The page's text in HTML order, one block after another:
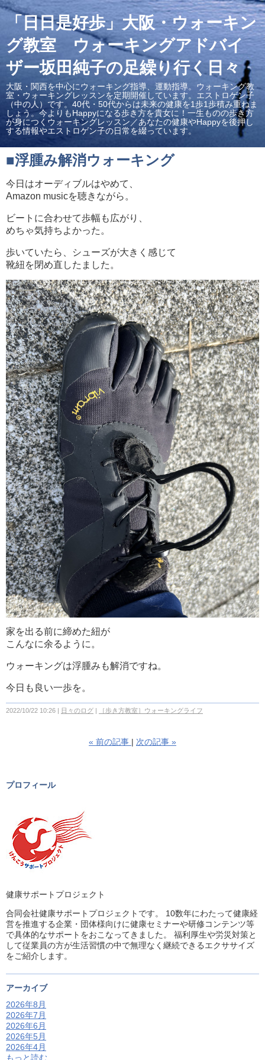
「日日是好歩」大阪・ウォーキン
グ教室 ウォーキングアドバイ
ザー坂田純子の足繰り行く日々
大阪・関西を中心にウォーキング指導、運動指導。ウォーキング教
室・ウォーキングレッスンを定期開催しています。エストロゲン子
（中の人）です。40代・50代からは未来の健康を1歩1歩積み重ねま
しょう。今よりもHappyになる歩き方を貴女に！一生ものの歩き方
が身につくウォーキングレッスン／あなたの健康やHappyを後押し
する情報やエストロゲン子の日常を綴っています。
■浮腫み解消ウォーキング
今日はオーディブルはやめて、
Amazon musicを聴きながら。
ビートに合わせて歩幅も広がり、
めちゃ気持ちよかった。
歩いていたら、シューズが大きく感じて
靴紐を閉め直したました。
家を出る前に締めた紐が
こんなに余るように。
ウォーキングは浮腫みも解消ですね。
今日も良い一歩を。
2022/10/22 10:26 日々のログ ［歩き方教室］ウォーキングライフ
« 前の記事 次の記事 »
プロフィール
健康サポートプロジェクト
合同会社健康サポートプロジェクトです。 10数年にわたって健康経
営を推進する企業・団体様向けに健康セミナーや研修コンテンツ等
で具体的なサポートをおこなってきました。 福利厚生や労災対策と
して従業員の方が生活習慣の中で無理なく継続できるエクササイズ
をご紹介します。
アーカイブ
2026年8月
2026年7月
2026年6月
2026年5月
2026年4月
もっと読む